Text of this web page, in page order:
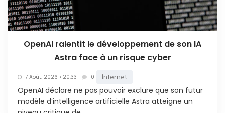
OpenAI ralentit le développement de son IA
Astra face à un risque cyber
7 Août. 2026 • 20:33 0 Internet
OpenAI déclare ne pas pouvoir exclure que son futur
modèle d’intelligence artificielle Astra atteigne un